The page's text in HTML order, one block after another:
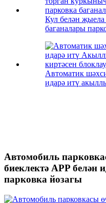
Кул белән
баганалары
Автоматик
идарә итү
Автомобиль
биеклектә APP белән
парковка йозагы